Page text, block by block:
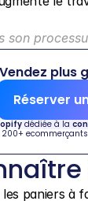
Vendez plus
Réserver
dédiée à la
200+
paniers à